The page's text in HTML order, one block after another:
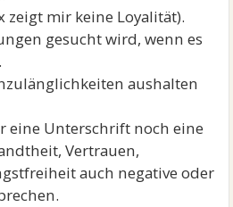
zeigt mir keine Loyalität).
gesucht wird, wenn es
aushalten
eine Unterschrift noch eine
Vertrauen,
auch negative oder